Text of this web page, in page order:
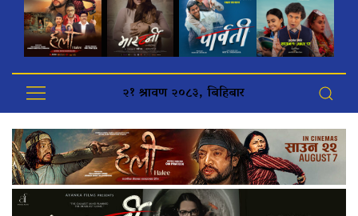
२१ श्रावण २०८३, बिहिबार